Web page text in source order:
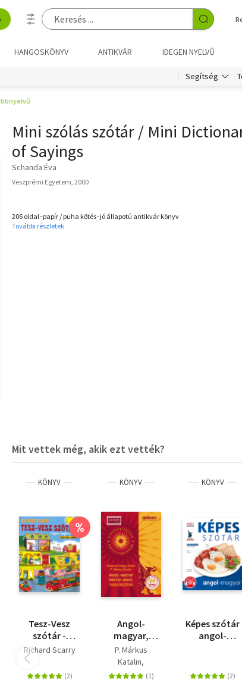
HANGOSKÖNYV ANTIKVÁR IDEGEN NYELVŰ
Segítség
Mini szólás szótár / Mini
of Sayings
Schanda Éva
Veszprémi Egyetem, 2000
206 oldal･papír / puha kötés･jó állapotú antikvár könyv
További részletek
Mit vettek még, akik ezt vették?
KÖNYV
%
Tesz-Vesz
szótár -
Magyar-
angol-német
Richard Scarry
KÖNYV
Angol-
magyar,
magyar-
angol
tanulószótár
P. Márkus
Katalin
Mozsárné Magay
KÖNYV
Képes szótár
angol-
alkalmazással)